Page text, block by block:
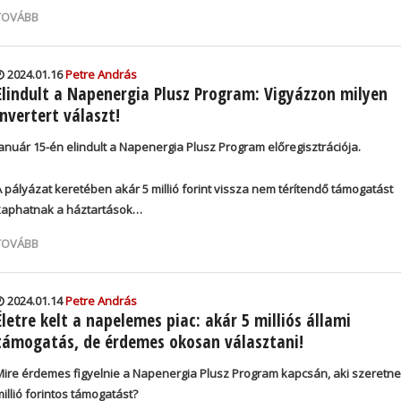
2024.01.16Petre András
a Napenergia Plusz Program: Vigyázzon milyen
választ!
15-én elindult a Napenergia Plusz Program előregisztrációja.
pályázat keretében akár5 millió forint vissza nem térítendő támogatást
a háztartások…
2024.01.14Petre András
kelt a napelemes piac: akár 5 milliós állami
de érdemes okosan választani!
érdemes figyelnie a Napenergia Plusz Program kapcsán, aki
forintos támogatást?